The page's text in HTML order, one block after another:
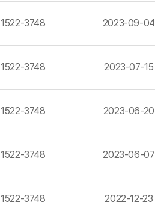
1522-3748 2023-09-04
1522-3748 2023-07-15
1522-3748 2023-06-20
1522-3748 2023-06-07
1522-3748 2022-12-23